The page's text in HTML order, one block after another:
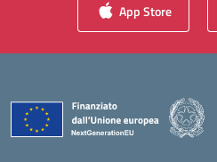
App Store